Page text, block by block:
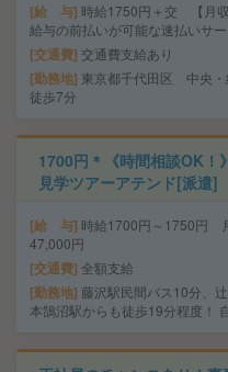
給 与 時給1750円＋交 【月
給与の前払いが可能な速払いサ
交通費 交通費支給あり
勤務地 東京都千代田区 中央・
徒歩7分
1700円＊《時間相談OK！
見学ツアーアテンド[派遣]
給 与 時給1700円～1750円
47,000円
交通費 全額支給
勤務地 藤沢駅民間バス10分、
本鵠沼駅からも徒歩19分程度！